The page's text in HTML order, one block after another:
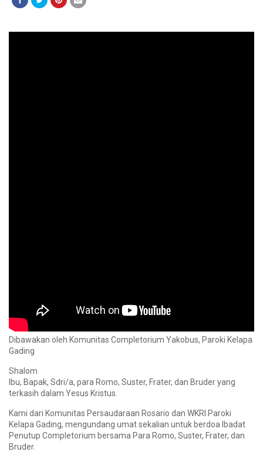
Dibawakan oleh Komunitas Completorium Yakobus, Paroki Kelapa
Gading
Shalom
Ibu, Bapak, Sdri/a, para Romo, Suster, Frater, dan Bruder yang
terkasih dalam Yesus Kristus.
Kami dari Komunitas Persaudaraan Rosario dan WKRI Paroki
Kelapa Gading, mengundang umat sekalian untuk berdoa Ibadat
Penutup Completorium bersama Para Romo, Suster, Frater, dan
Bruder.